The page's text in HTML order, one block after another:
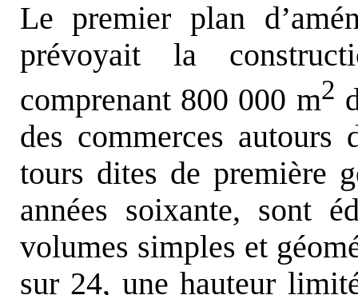
Le premier plan
prévoyait la
comprenant 800 000 m2
des commerces
tours dites de première
années soixante, sont
volumes simples et
sur 24, une hauteur